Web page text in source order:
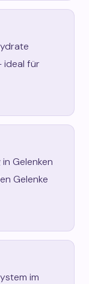
ideal für
Gelenken
Gelenke
im